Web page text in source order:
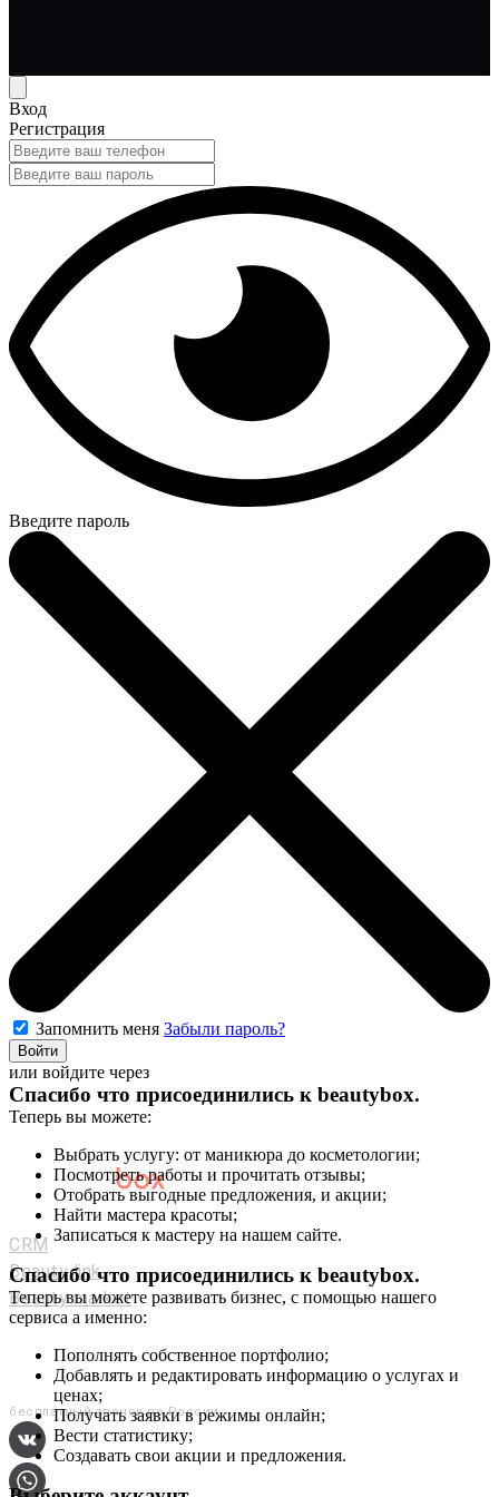
Мастерам и салонам
CRM
Beauty link
Beauty market
Приложение
Мы в соц. сетях
+7 (800) 551-80-29
бесплатный звонок по России
Вход
Регистрация
Введите пароль
Запомнить меня Забыли пароль?
Войти
или войдите через
Спасибо что присоединились к beautybox.
Теперь вы можете:
Выбрать услугу: от маникюра до косметологии;
Посмотреть работы и прочитать отзывы;
Отобрать выгодные предложения, и акции;
Найти мастера красоты;
Записаться к мастеру на нашем сайте.
Спасибо что присоединились к beautybox.
Теперь вы можете развивать бизнес, с помощью нашего
сервиса а именно:
Пополнять собственное портфолио;
Добавлять и редактировать информацию о услугах и
ценах;
Получать заявки в режимы онлайн;
Вести статистику;
Создавать свои акции и предложения.